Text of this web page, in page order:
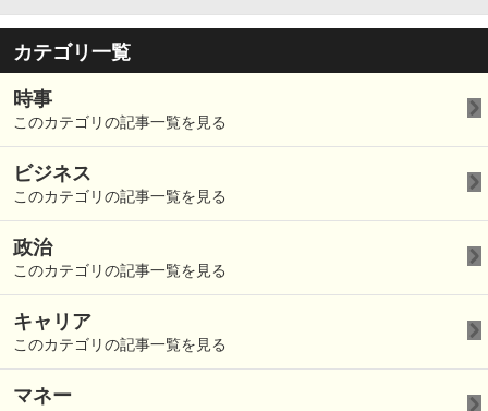
カテゴリ一覧
時事
このカテゴリの記事一覧を見る
ビジネス
このカテゴリの記事一覧を見る
政治
このカテゴリの記事一覧を見る
キャリア
このカテゴリの記事一覧を見る
マネー